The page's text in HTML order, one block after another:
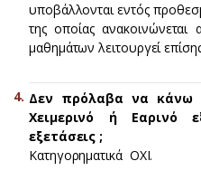
υποβάλλονται εντός
της οποίας
μαθημάτων λειτουργεί
Δεν πρόλαβα να κάνω
Χειμερινό ή
εξετάσεις ;
Kατηγορηματικά ΟΧΙ.